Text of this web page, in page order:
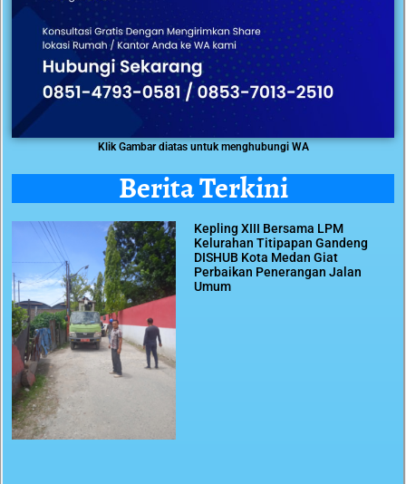
Klik Gambar diatas untuk menghubungi WA
Berita Terkini
Kepling XIII Bersama LPM
Kelurahan Titipapan Gandeng
DISHUB Kota Medan Giat
Perbaikan Penerangan Jalan
Umum